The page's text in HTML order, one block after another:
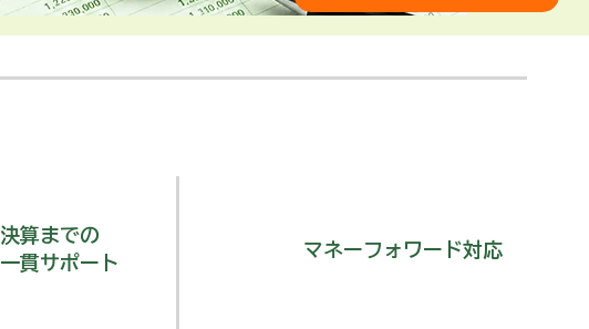
決算までの
一貫サポート
マネーフォワード対応